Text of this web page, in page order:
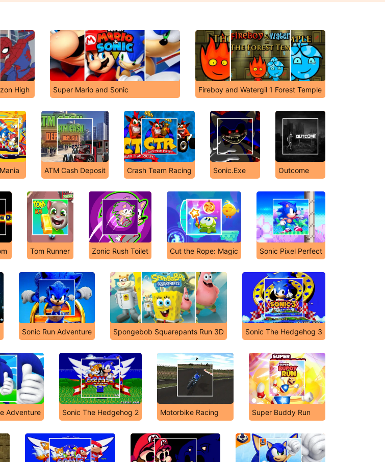
High Super Mario and Sonic Fireboy and Watergil 1 Forest Temple
ATM Cash Deposit Crash Team Racing Sonic.Exe Outcome
Tom Runner Zonic Rush Toilet Cut the Rope: Magic Sonic Pixel Perfect
Sonic Run Adventure Spongebob Squarepants Run 3D Sonic The Hedgehog 3
Adventure Sonic The Hedgehog 2 Motorbike Racing Super Buddy Run